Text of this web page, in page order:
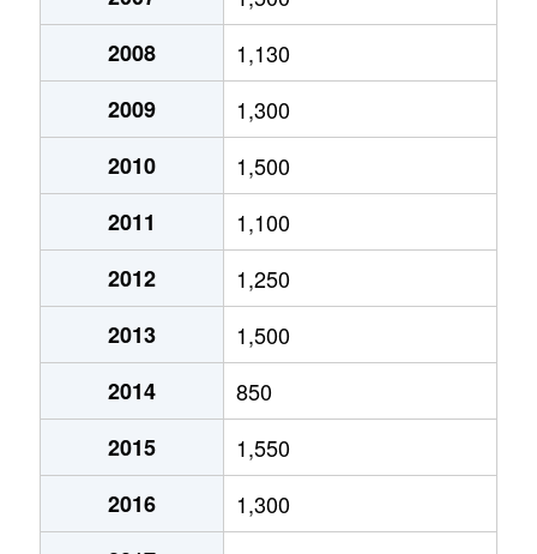
2008
1,130
2009
1,300
2010
1,500
2011
1,100
2012
1,250
2013
1,500
2014
850
2015
1,550
2016
1,300